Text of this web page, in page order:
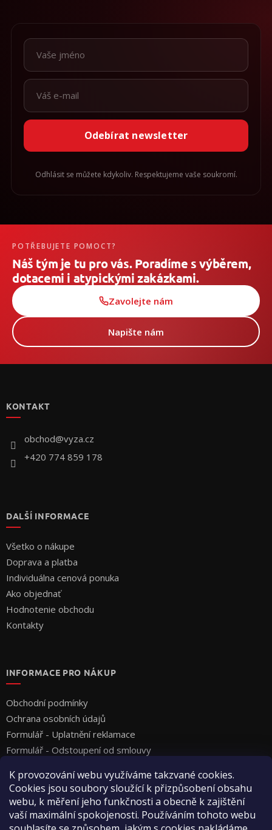
K provozování webu využíváme takzvané cookies.
Cookies jsou soubory sloužící k přizpůsobení obsahu
webu, k měření jeho funkčnosti a obecně k zajištění
vaší maximální spokojenosti. Používáním tohoto webu
Odebírat newsletter
Odhlásit se můžete kdykoliv. Respektujeme vaše soukromí.
POTŘEBUJETE POMOCT?
Náš tým je tu pro vás. Poradíme s výběrem,
dotacemi i atypickými zakázkami.
Zavolejte nám
Napište nám
KONTAKT
obchod@vyza.cz
+420 774 859 178
DALŠÍ INFORMACE
Všetko o nákupe
Doprava a platba
Individuálna cenová ponuka
Ako objednať
Hodnotenie obchodu
Kontakty
INFORMACE PRO NÁKUP
Obchodní podmínky
Ochrana osobních údajů
Formulář - Uplatnění reklamace
Formulář - Odstoupení od smlouvy